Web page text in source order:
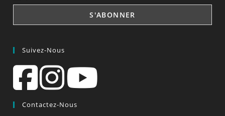
Suivez-Nous
Contactez-Nous